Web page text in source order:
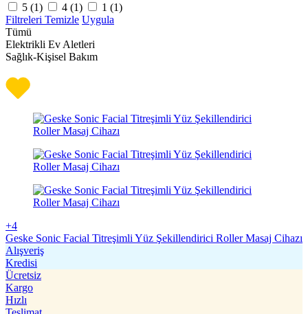
5 (1) 4 (1) 1 (1)
Filtreleri Temizle Uygula
Tümü
Elektrikli Ev Aletleri
Sağlık-Kişisel Bakım
+4
Geske Sonic Facial Titreşimli Yüz Şekillendirici Roller Masaj Cihazı
Alışveriş
Kredisi
Ücretsiz
Kargo
Hızlı